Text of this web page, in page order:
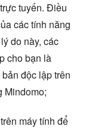
tuyến. Điều
các tính năng
do này, các
cho bạn là
độc lập trên
Mindomo;
máy tính để